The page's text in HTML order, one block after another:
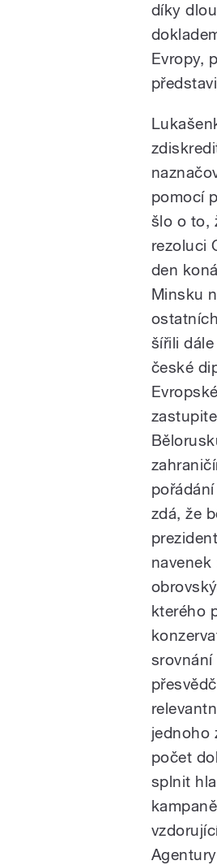
pause
díky
Evropy,
pomocí
šlo o to,
rezoluci
den
Minsku
šířili
české
zdá, že
kterého
srovnání
jednoho
počet
splnit